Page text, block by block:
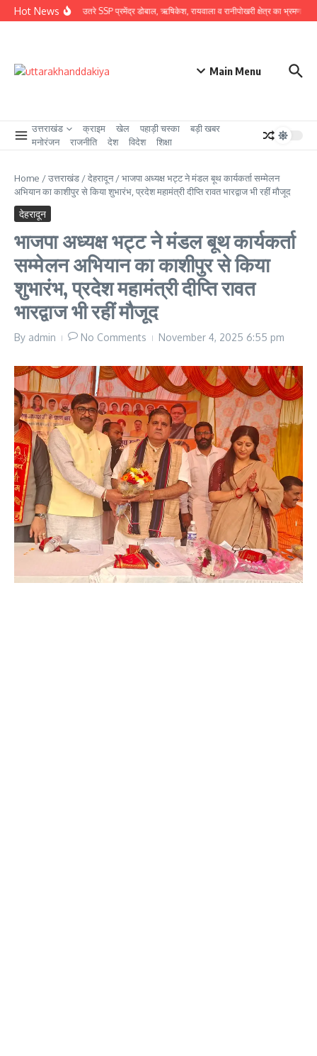
Skip to content
Hot News
ग्राउंड जीरो पर उतरे SSP प्रमेंद्र डोबाल, ऋषिकेश, रायवाला व रानीपोखरी क्षेत्र का भ्रमण कर
Main Menu
उत्तराखंड क्राइम खेल पहाड़ी चस्का
बड़ी खबर
मनोरंजन
राजनीति देश विदेश शिक्षा
Home /उत्तराखंड /देहरादून/भाजपा अध्यक्ष भट्ट ने मंडल बूथ कार्यकर्ता सम्मेलन
अभियान का काशीपुर से किया शुभारंभ, प्रदेश महामंत्री दीप्ति रावत भारद्वाज भी रहीं मौजूद
देहरादून
भाजपा अध्यक्ष भट्ट ने मंडल बूथ कार्यकर्ता
सम्मेलन अभियान का काशीपुर से किया
शुभारंभ, प्रदेश महामंत्री दीप्ति रावत
भारद्वाज भी रहीं मौजूद
By admin No Comments November 4, 2025 6:55 pm